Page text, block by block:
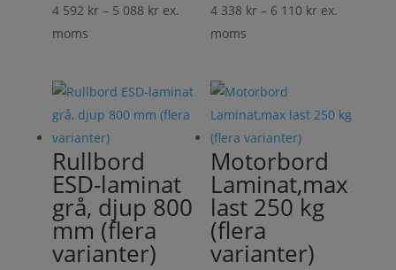
4 592 kr – 5 088 krPrisintervall:
5
088 kr
ex.
moms
4 338 kr – 6 110 krPrisintervall:
110 kr
ex.
moms
Rullbord
ESD-laminat
grå, djup 800
mm (flera
varianter)
Motorbord
Laminat,max
last 250 kg
(flera
varianter)